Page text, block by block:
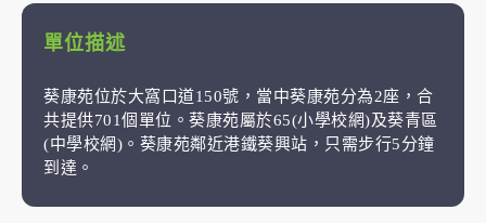
單位描述
葵康苑位於大窩口道150號，當中葵康苑分為2座，合
共提供701個單位。葵康苑屬於65(小學校網)及葵青區
(中學校網)。葵康苑鄰近港鐵葵興站，只需步行5分鐘
到達。